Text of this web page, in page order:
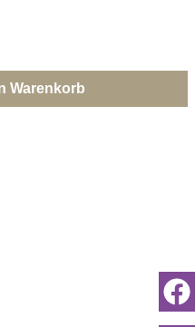
Wert ein
Warenkorb